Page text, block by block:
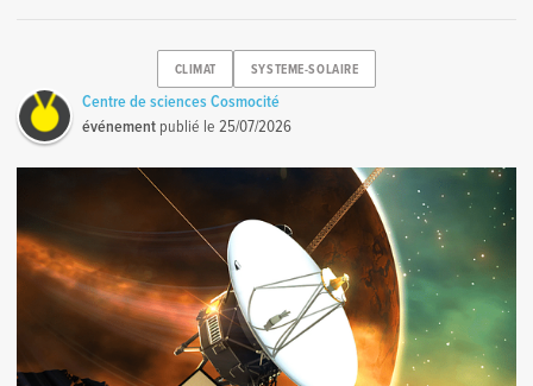
CLIMAT SYSTEME-SOLAIRE
Centre de sciences Cosmocité
événement publié le25/07/2026